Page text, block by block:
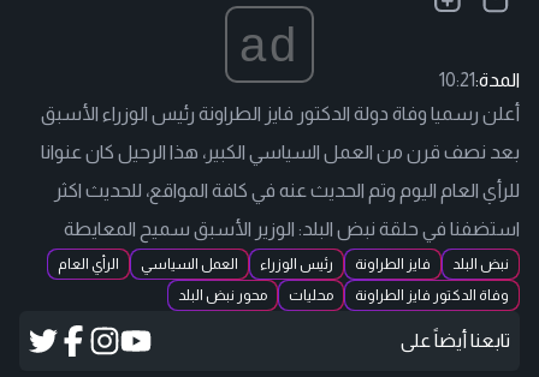
ad
المدة:10:21
أعلن رسميا وفاة دولة الدكتور فايز الطراونة رئيس الوزراء الأسبق
بعد نصف قرن من العمل السياسي الكبير، هذا الرحيل كان عنوانا
للرأي العام اليوم وتم الحديث عنه في كافة المواقع، للحديث اكثر
استضفنا في حلقة نبض البلد: الوزير الأسبق سميح المعايطة
نبض البلد فايز الطراونة رئيس الوزراء العمل السياسي
الرأي العام
وفاة الدكتور فايز الطراونة
محليات محور نبض البلد
تابعنا أيضاً على